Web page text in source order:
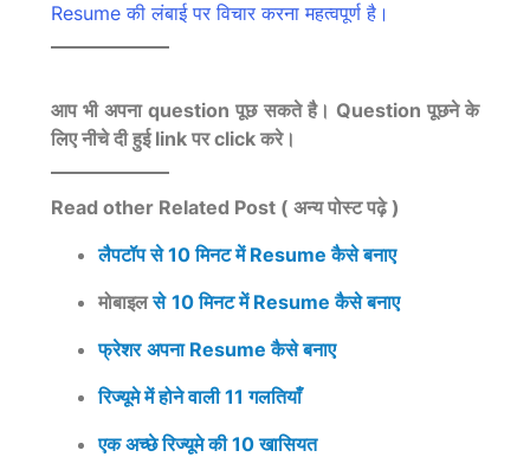
Resume की लंबाई पर विचार करना महत्वपूर्ण है।
आप भी अपना question पूछ सकते है। Question पूछने के
लिए नीचे दी हुई link पर click करे।
Read other Related Post ( अन्य पोस्ट पढ़े )
लैपटॉपसे10 मिनट में Resume कैसे बनाए
मोबाइलसे 10मिनटमें Resume कैसे बनाए
फ्रेशर अपना Resume कैसे बनाए
रिज्यूमे में होने वाली 11 गलतियाँ
एक अच्छे रिज्यूमे की 10 खासियत